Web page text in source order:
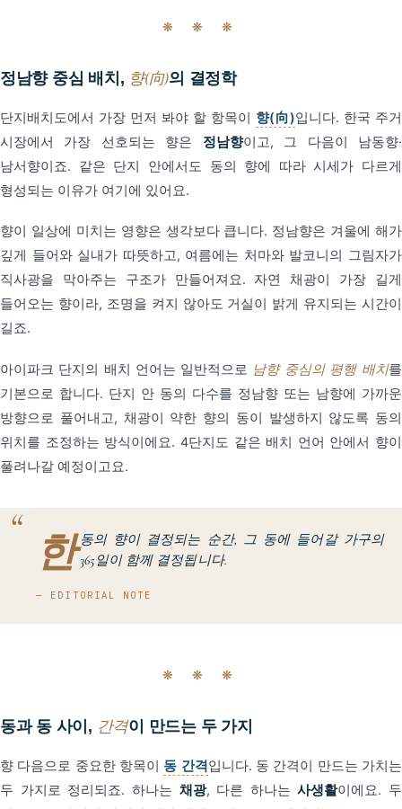
❋ ❋ ❋
정남향 중심 배치, 향(向)의 결정학
단지배치도에서 가장 먼저 봐야 할 항목이 향(向)입니다. 한국 주거
시장에서 가장 선호되는 향은 정남향이고, 그 다음이 남동향·
남서향이죠. 같은 단지 안에서도 동의 향에 따라 시세가 다르게
형성되는 이유가 여기에 있어요.
향이 일상에 미치는 영향은 생각보다 큽니다. 정남향은 겨울에 해가
깊게 들어와 실내가 따뜻하고, 여름에는 처마와 발코니의 그림자가
직사광을 막아주는 구조가 만들어져요. 자연 채광이 가장 길게
들어오는 향이라, 조명을 켜지 않아도 거실이 밝게 유지되는 시간이
길죠.
아이파크 단지의 배치 언어는 일반적으로 남향 중심의 평행 배치를
기본으로 합니다. 단지 안 동의 다수를 정남향 또는 남향에 가까운
방향으로 풀어내고, 채광이 약한 향의 동이 발생하지 않도록 동의
위치를 조정하는 방식이에요. 4단지도 같은 배치 언어 안에서 향이
풀려나갈 예정이고요.
한 동의 향이 결정되는 순간, 그 동에 들어갈 가구의
365일이 함께 결정됩니다.
— EDITORIAL NOTE
❋ ❋ ❋
동과 동 사이, 간격이 만드는 두 가지
향 다음으로 중요한 항목이 동 간격입니다. 동 간격이 만드는 가치는
두 가지로 정리되죠. 하나는 채광, 다른 하나는사생활이에요. 두